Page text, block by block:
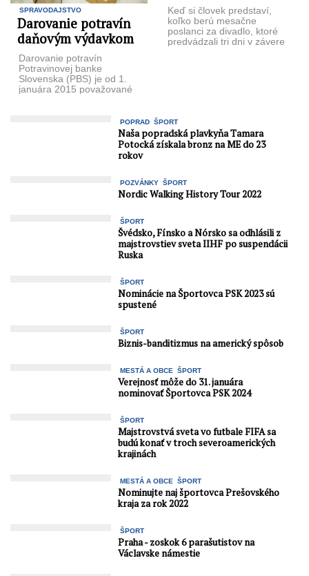
SPRAVODAJSTVO
Darovanie potravín
daňovým výdavkom
Darovanie potravín
Potravinovej banke
Slovenska (PBS) je od 1.
januára 2015 považované
Keď si človek predstaví,
koľko berú mesačne
poslanci za divadlo, ktoré
predvádzali tri dni v závere
POPRAD ŠPORT
Naša popradská plavkyňa Tamara
Potocká získala bronz na ME do 23
rokov
POZVÁNKY ŠPORT
Nordic Walking History Tour 2022
ŠPORT
Švédsko, Fínsko a Nórsko sa odhlásili z
majstrovstiev sveta IIHF po suspendácii
Ruska
ŠPORT
Nominácie na Športovca PSK 2023 sú
spustené
ŠPORT
Biznis-banditizmus na americký spôsob
MESTÁ A OBCE ŠPORT
Verejnosť môže do 31. januára
nominovať Športovca PSK 2024
ŠPORT
Majstrovstvá sveta vo futbale FIFA sa
budú konať v troch severoamerických
krajinách
MESTÁ A OBCE ŠPORT
Nominujte naj športovca Prešovského
kraja za rok 2022
ŠPORT
Praha - zoskok 6 parašutistov na
Václavske námestie